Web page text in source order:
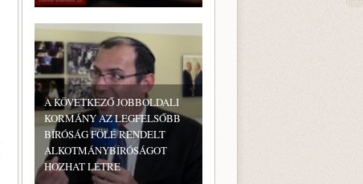
A KÖVETKEZŐ JOBBOLDALI
KORMÁNY AZ LEGFELSŐBB
BÍRÓSÁG FÖLÉ RENDELT
ALKOTMÁNYBÍRÓSÁGOT
HOZHAT LÉTRE